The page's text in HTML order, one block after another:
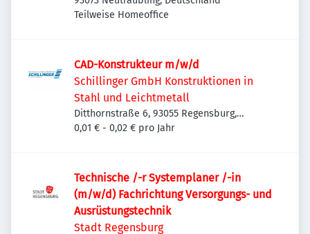
Teilweise Homeoffice
CAD-Konstrukteur m/w/d
Schillinger GmbH Konstruktionen in
Stahl und Leichtmetall
Ditthornstraße 6, 93055 Regensburg,
Deutschland
0,01 € - 0,02 € pro Jahr
Technische /-r Systemplaner /-in
(m/w/d) Fachrichtung Versorgungs- und
Ausrüstungstechnik
Stadt Regensburg